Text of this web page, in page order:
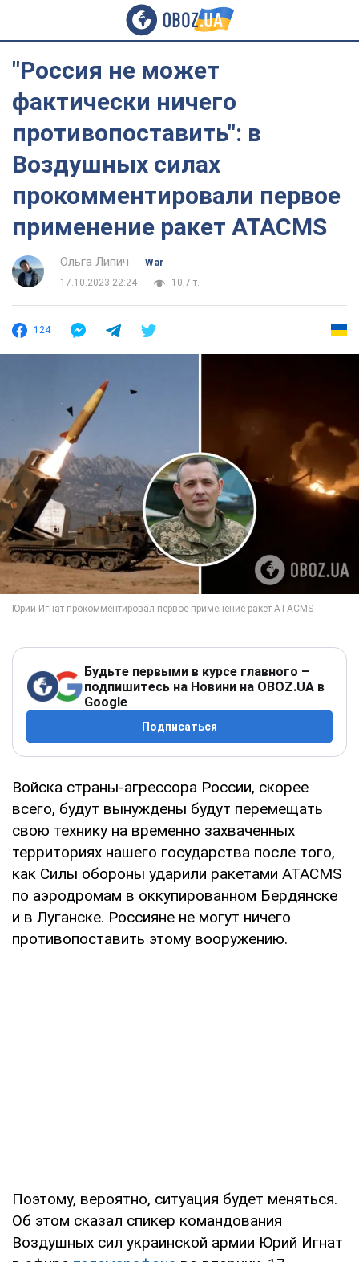
"Россия не может
фактически ничего
противопоставить": в
Воздушных силах
прокомментировали первое
применение ракет ATACMS
Ольга Липич
War
17.10.2023 22:24
10,7 т.
124
Будьте первыми в курсе главного –
подпишитесь на Новини на OBOZ.UA в
Google
Подписаться
Войска страны-агрессора России, скорее
всего, будут вынуждены будут перемещать
свою технику на временно захваченных
территориях нашего государства после того,
как Силы обороны ударили ракетами ATACMS
по аэродромам в оккупированном Бердянске
и в Луганске. Россияне не могут ничего
противопоставить этому вооружению.
Поэтому, вероятно, ситуация будет меняться.
Об этом сказал спикер командования
Воздушных сил украинской армии Юрий Игнат